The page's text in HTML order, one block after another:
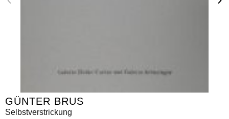
GÜNTER BRUS
Selbstverstrickung